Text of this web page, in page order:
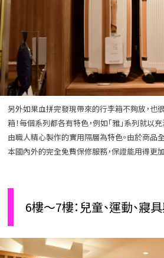
另外如果血拼完發現帶來的行李箱不夠放，也
箱！每個系列都各有特色，例如「雅」系列就以
由職人精心製作的實用隔層為特色。由於商品
本國內外的完全免費保修服務，保證能用得更加
6樓～7樓：兒童、運動、寢